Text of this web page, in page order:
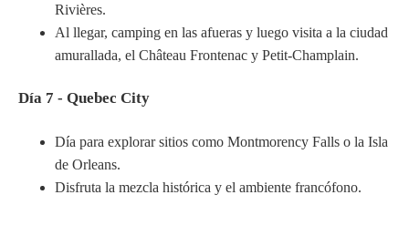
Rivières.
Al llegar, camping en las afueras y luego visita a la ciudad
amurallada, el Château Frontenac y Petit-Champlain.
Día 7 - Quebec City
Día para explorar sitios como Montmorency Falls o la Isla
de Orleans.
Disfruta la mezcla histórica y el ambiente francófono.